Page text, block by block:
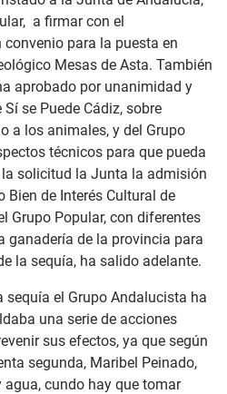
a firmar con el
para la puesta en
Mesas de Asta. También
aprobado por unanimidad y
se Puede Cádiz, sobre
a los animales, y del Grupo
técnicos para que pueda
solicitud la Junta la admisión
Bien de Interés Cultural de
Grupo Popular, con diferentes
ganadería de la provincia para
la sequía, ha salido adelante.
sequía el Grupo Andalucista ha
una serie de acciones
sus efectos, ya que según
segunda, Maribel Peinado,
cundo hay que tomar